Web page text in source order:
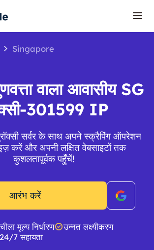
Singapore
वाला आवासीय SG
301599 IP
सर्वर के साथ अपने स्क्रैपिंग ऑपरेशन
करें और अपनी लक्षित वेबसाइटों तक
कुशलतापूर्वक पहुँचें!
आरंभ करें
मूल्य निर्धारण
उन्नत लक्ष्यीकरण
24/7 सहायता